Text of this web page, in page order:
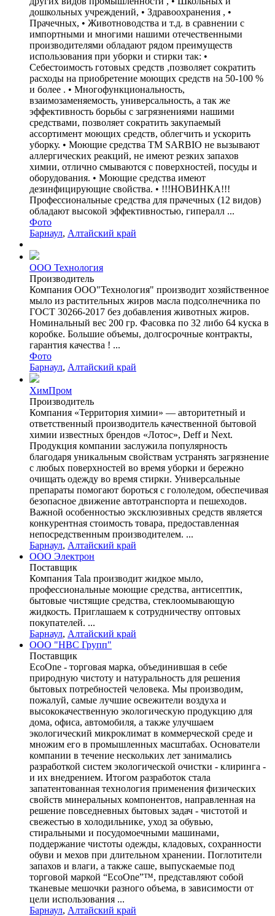
дошкольных учреждений, • Здравоохранения , •
Прачечных, • Животноводства и т.д. в сравнении с
импортными и многими нашими отечественными
производителями обладают рядом преимуществ
использования при уборки и стирки так: •
Себестоимость готовых средств ,позволяет сократить
расходы на приобретение моющих средств на 50-100 %
и более . • Многофункциональность,
взаимозаменяемость, универсальность, а так же
эффективность борьбы с загрязнениями нашими
средствами, позволяет сократить закупаемый
ассортимент моющих средств, облегчить и ускорить
уборку. • Моющие средства ТМ SARBIO не вызывают
аллергических реакций, не имеют резких запахов
химии, отлично смываются с поверхностей, посуды и
оборудования. • Моющие средства имеют
дезинфицирующие свойства. • !!!НОВИНКА!!!
Профессиональные средства для прачечных (12 видов)
обладают высокой эффективностью, гипералл ...
Фото
Барнаул, Алтайский край
ООО Технология
Производитель
Компания ООО"Технология" производит хозяйственное
мыло из растительных жиров масла подсолнечника по
ГОСТ 30266-2017 без добавления животных жиров.
Номинальный вес 200 гр. Фасовка по 32 либо 64 куска в
коробке. Большие объемы, долгосрочные контракты,
гарантия качества ! ...
Фото
Барнаул, Алтайский край
ХимПром
Производитель
Компания «Территория химии» — авторитетный и
ответственный производитель качественной бытовой
химии известных брендов «Лотос», Deff и Next.
Продукция компании заслужила популярность
благодаря уникальным свойствам устранять загрязнение
с любых поверхностей во время уборки и бережно
очищать одежду во время стирки. Универсальные
препараты помогают бороться с гололедом, обеспечивая
безопасное движение автотранспорта и пешеходов.
Важной особенностью эксклюзивных средств является
конкурентная стоимость товара, предоставленная
непосредственным производителем. ...
Барнаул, Алтайский край
ООО Электрон
Поставщик
Компания Tala производит жидкое мыло,
профессиональные моющие средства, антисептик,
бытовые чистящие средства, стеклоомывающую
жидкость. Приглашаем к сотрудничеству оптовых
покупателей. ...
Барнаул, Алтайский край
ООО "НВС Групп"
Поставщик
EcoOne - торговая марка, объединившая в себе
природную чистоту и натуральность для решения
бытовых потребностей человека. Мы производим,
пожалуй, самые лучшие освежители воздуха и
высококачественную экологическую продукцию для
дома, офиса, автомобиля, а также улучшаем
экологический микроклимат в коммерческой среде и
множим его в промышленных масштабах. Основатели
компании в течение нескольких лет занимались
разработкой систем экологической очистки - клиринга -
и их внедрением. Итогом разработок стала
запатентованная технология применения физических
свойств минеральных компонентов, направленная на
решение повседневных бытовых задач - чистотой и
свежестью в холодильнике, уход за обувью,
стиральными и посудомоечными машинами,
поддержание чистоты одежды, кладовых, сохранности
обуви и мехов при длительном хранении. Поглотители
запахов и влаги, а также саше, выпускаемые под
торговой маркой “EcoOne”™, представляют собой
тканевые мешочки разного объема, в зависимости от
цели использования ...
Барнаул, Алтайский край